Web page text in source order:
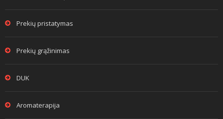
Prekių pristatymas
Prekių grąžinimas
DUK
Aromaterapija